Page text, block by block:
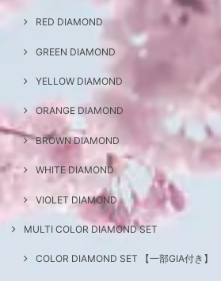
RED DIAMOND
GREEN DIAMOND
YELLOW DIAMOND
ORANGE DIAMOND
BROWN DIAMOND
WHITE DIAMOND
VIOLET DIAMOND
MULTI COLOR DIAMOND SET
COLOR DIAMOND SET 【一部GIA付き】